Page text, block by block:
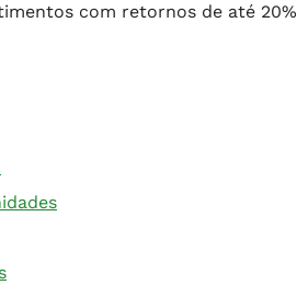
com retornos de até 20%